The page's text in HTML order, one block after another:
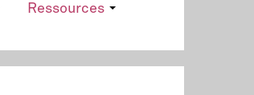
Ressources